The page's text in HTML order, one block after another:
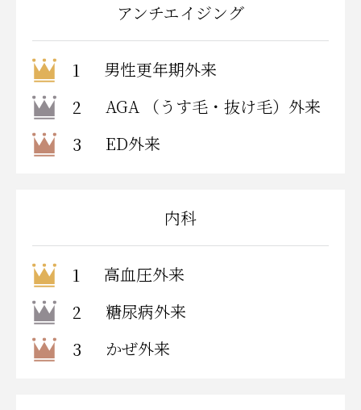
アンチエイジング
1
男性更年期外来
2
AGA （うす毛・抜け毛）外来
3
ED外来
内科
1
高血圧外来
2
糖尿病外来
3
かぜ外来